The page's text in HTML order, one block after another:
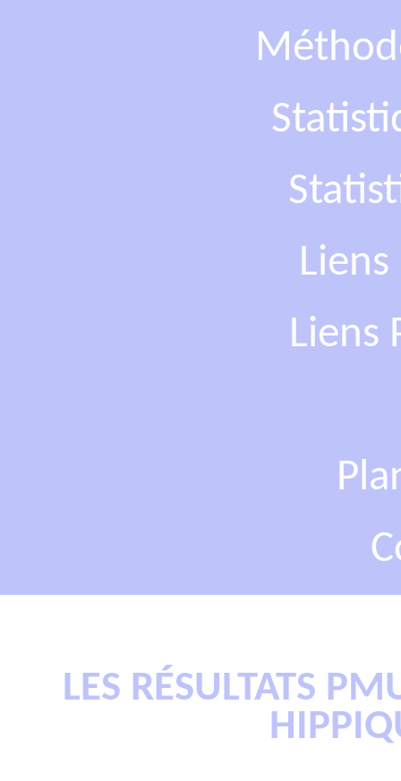
Liens
LES RÉSULTATS